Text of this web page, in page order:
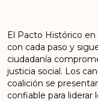
El Pacto Histórico en
con cada paso y
ciudadanía
justicia social. Los
coalición se
confiable para liderar